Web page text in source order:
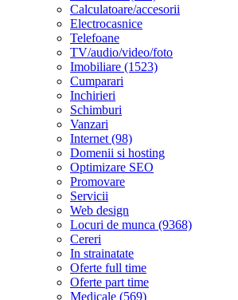
Calculatoare/accesorii
Electrocasnice
Telefoane
TV/audio/video/foto
Imobiliare (1523)
Cumparari
Inchirieri
Schimburi
Vanzari
Internet (98)
Domenii si hosting
Optimizare SEO
Promovare
Servicii
Web design
Locuri de munca (9368)
Cereri
In strainatate
Oferte full time
Oferte part time
Medicale (569)